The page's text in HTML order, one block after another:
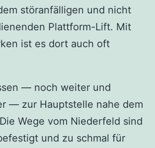
störanfälligen und nicht
Plattform-Lift. Mit
ist es dort auch oft
— noch weiter und
— zur Hauptstelle nahe dem
Wege vom Niederfeld sind
und zu schmal für